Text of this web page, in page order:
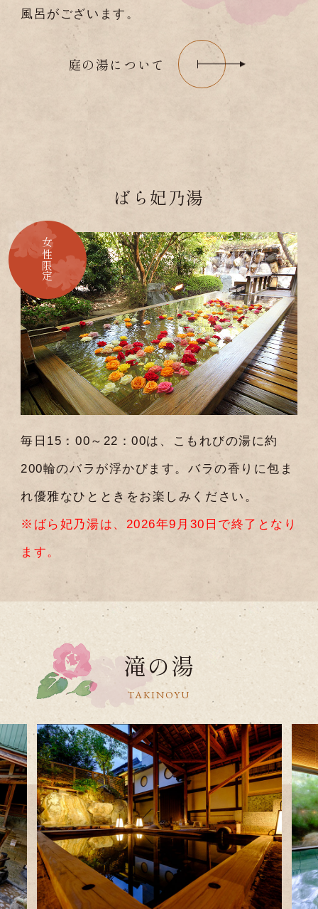
風呂がございます。
庭の湯について
ばら妃乃湯
女性限定
毎日15：00～22：00は、こもれびの湯に約
200輪のバラが浮かびます。バラの香りに包ま
れ優雅なひとときをお楽しみください。
※ばら妃乃湯は、2026年9月30日で終了となり
ます。
TAKINOYU
滝の湯